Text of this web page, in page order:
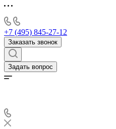
+7 (495) 845-27-12
Заказать звонок
Задать вопрос